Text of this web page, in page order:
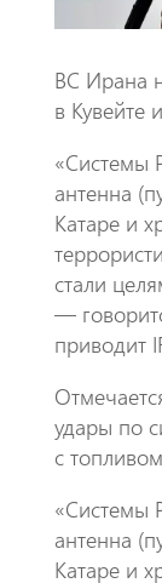
ВС Ирана
в Кувейте
«Системы
антенна
Катаре и
стали
—
приводит
удары по
с
«Системы
антенна
Катаре и